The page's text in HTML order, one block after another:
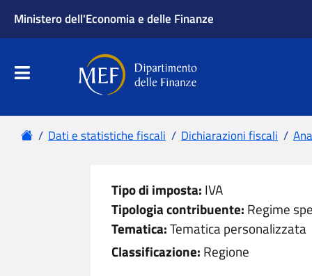
Ministero dell'Economia e delle Finanze
Apri menu principale
Dipartimento delle Finanze
Menu principale
HomeDati e statistiche fiscali Dichiarazioni fiscali
Tipo di imposta: IVA
Tipologia contribuente: Regime
Tematica:Tematica personalizzata
Classificazione: Regione